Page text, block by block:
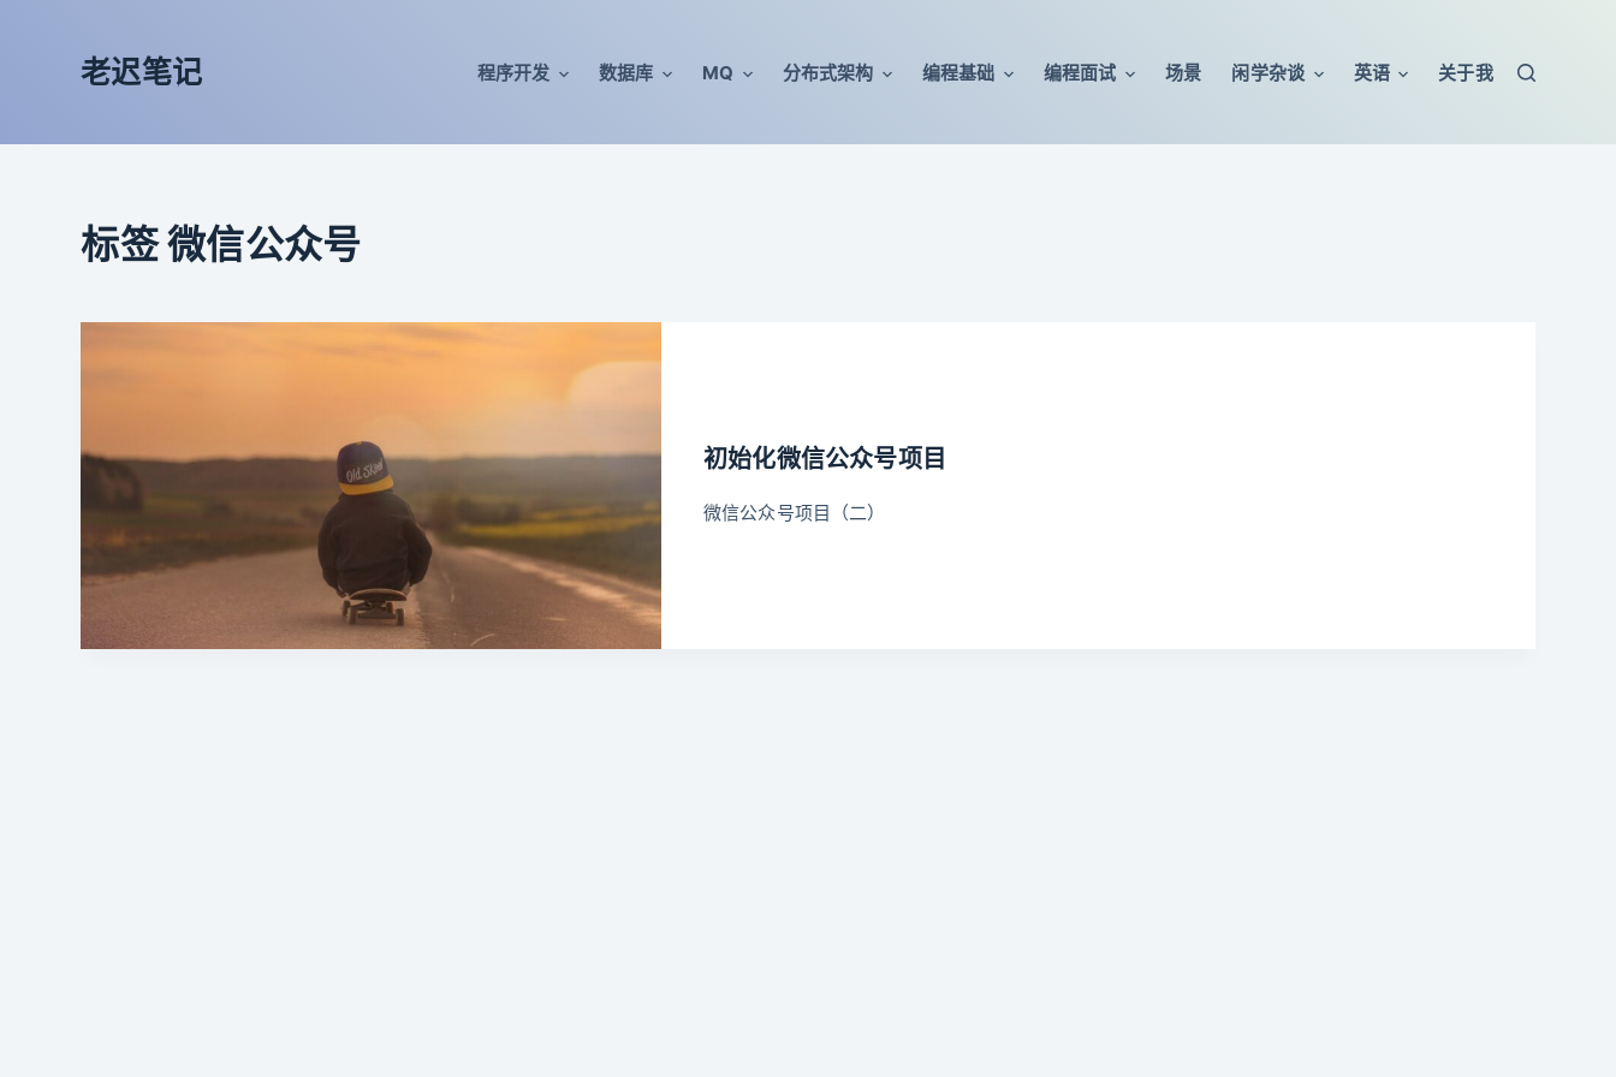
老迟笔记 程序开发 数据库 MQ 分布式架构 编程基础 编程面试 场景 闲学杂谈 英语 关于我
标签微信公众号
初始化微信公众号项目
微信公众号项目（二）